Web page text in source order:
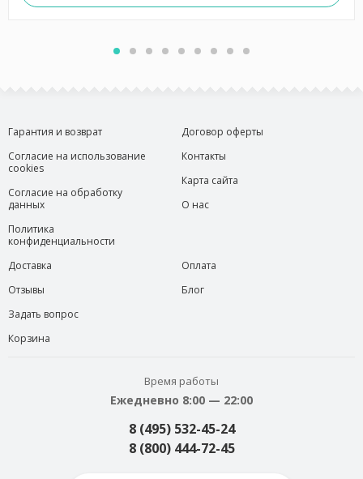
Гарантия и возврат
Согласие на использование
cookies
Согласие на обработку
данных
Политика
конфиденциальности
Договор оферты
Контакты
Карта сайта
О нас
Доставка
Отзывы
Задать вопрос
Корзина
Оплата
Блог
Время работы
Ежедневно 8:00 — 22:00
8 (495) 532-45-24
8 (800) 444-72-45